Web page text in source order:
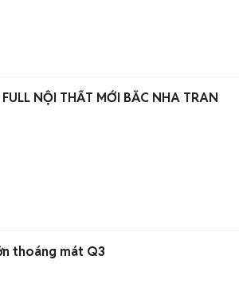
NHÀ NGUYÊN CĂN 3 PHÒNG NGỦ FULL NỘI THẤT MỚI BẮC NHA TRAN
thoáng mát Q3